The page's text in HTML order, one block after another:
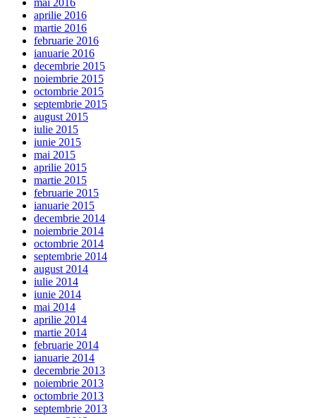
mai 2016
aprilie 2016
martie 2016
februarie 2016
ianuarie 2016
decembrie 2015
noiembrie 2015
octombrie 2015
septembrie 2015
august 2015
iulie 2015
iunie 2015
mai 2015
aprilie 2015
martie 2015
februarie 2015
ianuarie 2015
decembrie 2014
noiembrie 2014
octombrie 2014
septembrie 2014
august 2014
iulie 2014
iunie 2014
mai 2014
aprilie 2014
martie 2014
februarie 2014
ianuarie 2014
decembrie 2013
noiembrie 2013
octombrie 2013
septembrie 2013